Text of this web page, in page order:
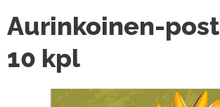
Aurinkoinen-
10 kpl